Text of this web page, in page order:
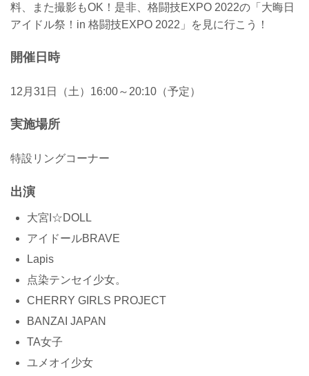
料、また撮影もOK！是非、格闘技EXPO 2022の「大晦日
アイドル祭！in 格闘技EXPO 2022」を見に行こう！
開催日時
12月31日（土）16:00～20:10（予定）
実施場所
特設リングコーナー
出演
大宮I☆DOLL
アイドールBRAVE
Lapis
点染テンセイ少女。
CHERRY GIRLS PROJECT
BANZAI JAPAN
TA女子
ユメオイ少女